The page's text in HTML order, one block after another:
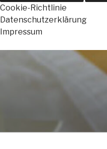
Cookie-Richtlinie
Datenschutzerklärung
Impressum
springen